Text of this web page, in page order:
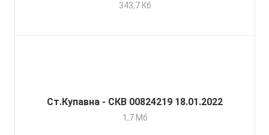
343,7 Кб
Ст.Купавна - СКВ 00824219 18.01.2022
1,7 Мб